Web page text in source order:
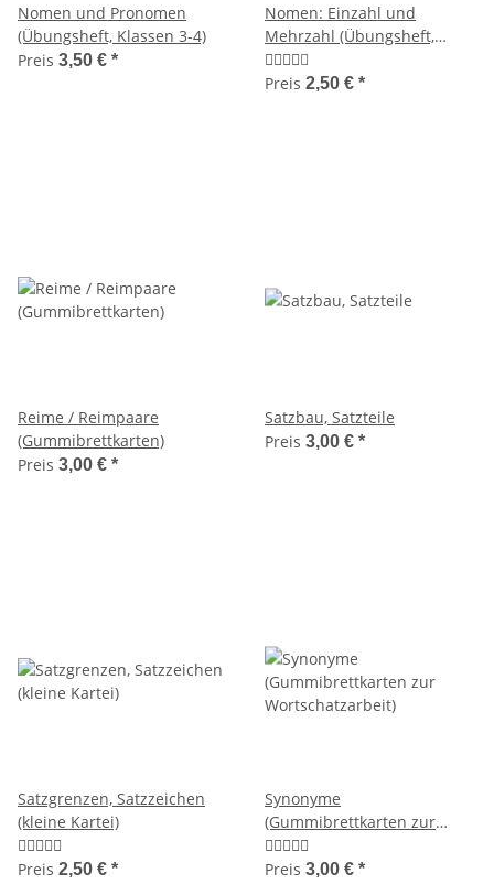
Nomen und Pronomen
(Übungsheft, Klassen 3-4)
Preis 3,50 € *
Nomen: Einzahl und
Mehrzahl (Übungsheft,
Klasse 2-3)
Preis 2,50 € *
Reime / Reimpaare
(Gummibrettkarten)
Preis 3,00 € *
Satzbau, Satzteile
Preis 3,00 € *
Satzgrenzen, Satzzeichen
(kleine Kartei)
Preis 2,50 € *
Synonyme
(Gummibrettkarten zur
Wortschatzarbeit)
Preis 3,00 € *